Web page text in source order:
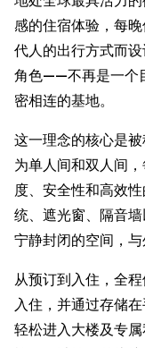
感的住宿体验，每
代人的出行方式而
角色——不再是一个
密相连的基地。
这一理念的核心是
为单人间和双人间
度、安全性和高效
统、遮光窗、隔音
宁静封闭的空间，与
从预订到入住，全
入住，并通过存储
轻松进入大楼及专